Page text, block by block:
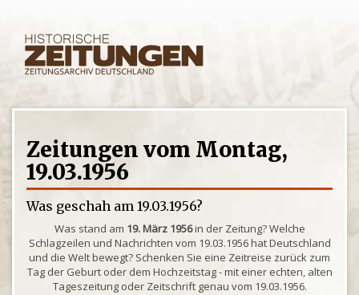
Zeitungen vom Montag,
19.03.1956
Was geschah am 19.03.1956?
Was stand am 19. März 1956in der Zeitung? Welche
Schlagzeilen und Nachrichten vom 19.03.1956 hat Deutschland
und die Welt bewegt? Schenken Sie eine Zeitreise zurück zum
Tag der Geburt oder dem Hochzeitstag - mit einer echten, alten
Tageszeitung oder Zeitschrift genau vom 19.03.1956.